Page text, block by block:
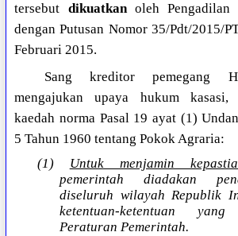
tersebut dikuatkanoleh Pengadilan
dengan Putusan Nomor 35/Pdt/2015/
Februari 2015.
Sang kreditor pemegang
mengajukan upaya hukum kasasi,
kaedah norma Pasal 19 ayat (1)
5 Tahun 1960 tentang Pokok Agraria:
(1) Untuk menjamin
pemerintah diadakan
diseluruh wilayah Republik
ketentuan-ketentuan
Peraturan Pemerintah.